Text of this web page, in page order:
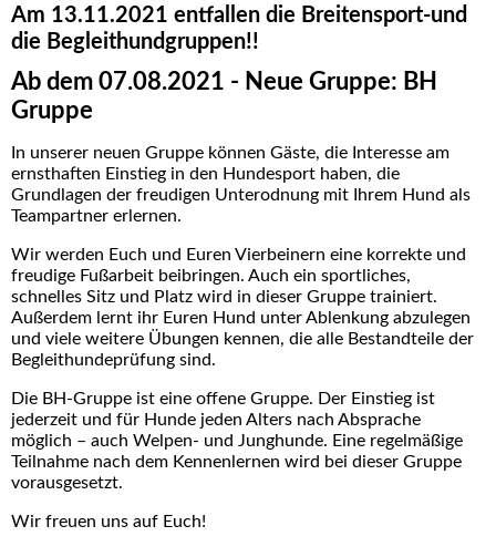
Am 13.11.2021 entfallen die Breitensport-und
die Begleithundgruppen!!
Ab dem 07.08.2021 - Neue Gruppe: BH
Gruppe
In unserer neuen Gruppe können Gäste, die Interesse am
ernsthaften Einstieg in den Hundesport haben, die
Grundlagen der freudigen Unterodnung mit Ihrem Hund als
Teampartner erlernen.
Wir werden Euch und Euren Vierbeinern eine korrekte und
freudige Fußarbeit beibringen. Auch ein sportliches,
schnelles Sitz und Platz wird in dieser Gruppe trainiert.
Außerdem lernt ihr Euren Hund unter Ablenkung abzulegen
und viele weitere Übungen kennen, die alle Bestandteile der
Begleithundeprüfung sind.
Die BH-Gruppe ist eine offene Gruppe. Der Einstieg ist
jederzeit und für Hunde jeden Alters nach Absprache
möglich – auch Welpen- und Junghunde. Eine regelmäßige
Teilnahme nach dem Kennenlernen wird bei dieser Gruppe
vorausgesetzt.
Wir freuen uns auf Euch!